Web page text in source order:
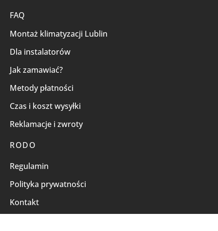
FAQ
Montaż klimatyzacji Lublin
Dla instalatorów
Jak zamawiać?
Metody płatności
Czas i koszt wysyłki
Reklamacje i zwroty
RODO
Regulamin
Polityka prywatności
Kontakt